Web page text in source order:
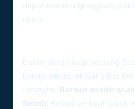
dapat memicu gangguan
nyata.
Dalam pola hidup seorang
hukum sebab-akibat yang
otomatis. Berikut adalah
Sebab: Keinginan kuat untuk